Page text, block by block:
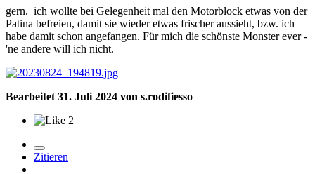
gern. ich wollte bei Gelegenheit mal den Motorblock etwas von der
Patina befreien, damit sie wieder etwas frischer aussieht, bzw. ich
habe damit schon angefangen. Für mich die schönste Monster ever -
'ne andere will ich nicht.
Bearbeitet31. Juli 2024 von s.rodifiesso
2
Zitieren